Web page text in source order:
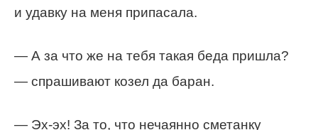
и удавку на меня припасала.
— А за что же на тебя такая беда пришла?
— спрашивают козел да баран.
— Эх-эх! За то, что нечаянно сметанку